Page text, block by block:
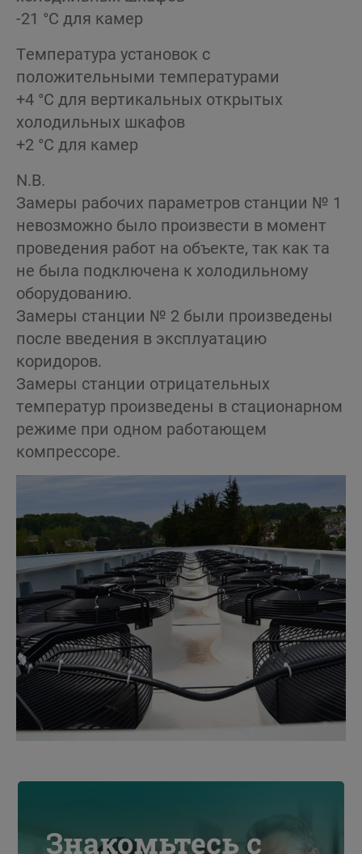
-21 °C для камер
Температура установок с
положительными температурами
+4 °C для вертикальных открытых
холодильных шкафов
+2 °C для камер
N.B.
Замеры рабочих параметров станции № 1
невозможно было произвести в момент
проведения работ на объекте, так как та
не была подключена к холодильному
оборудованию.
Замеры станции № 2 были произведены
после введения в эксплуатацию
коридоров.
Замеры станции отрицательных
температур произведены в стационарном
режиме при одном работающем
компрессоре.
Знакомьтесь с